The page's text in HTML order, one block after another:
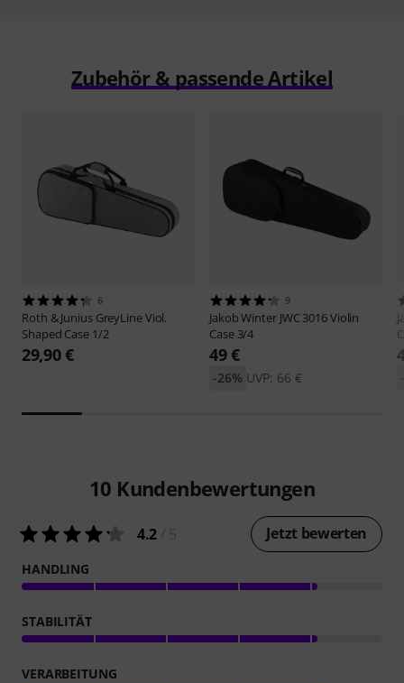
Zubehör & passende Artikel
6
Roth & Junius GreyLine Viol.
Shaped Case 1/2
29,90 €
9
Jakob Winter JWC 3016 Violin
Case 3/4
49 €
UVP: 66 €
-26%
10 Kundenbewertungen
4.2 Jetzt bewerten
HANDLING
STABILITÄT
VERARBEITUNG